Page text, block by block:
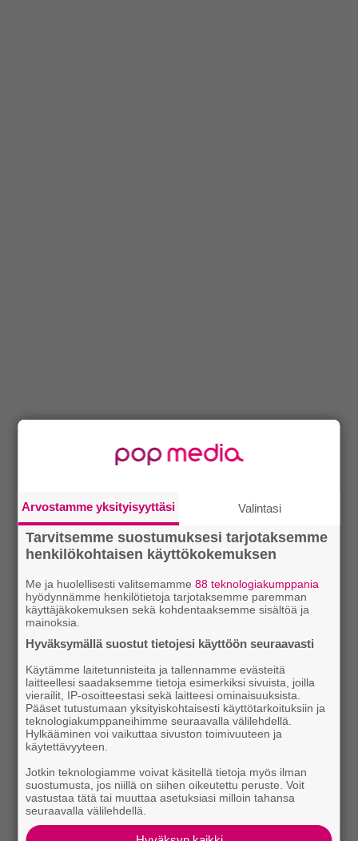
Arvostamme yksityisyyttäsi Valintasi
Tarvitsemme suostumuksesi tarjotaksemme
henkilökohtaisen käyttökokemuksen
Me ja huolellisesti valitsemamme88 teknologiakumppania
hyödynnämme henkilötietoja tarjotaksemme paremman
käyttäjäkokemuksen sekä kohdentaaksemme sisältöä ja
mainoksia.
Hyväksymällä suostut tietojesi käyttöön seuraavasti
Käytämme laitetunnisteita ja tallennamme evästeitä
laitteellesi saadaksemme tietoja esimerkiksi sivuista, joilla
vierailit, IP-osoitteestasi sekä laitteesi ominaisuuksista.
Pääset tutustumaan yksityiskohtaisesti käyttötarkoituksiin ja
teknologiakumppaneihimme seuraavalla välilehdellä.
Hylkääminen voi vaikuttaa sivuston toimivuuteen ja
käytettävyyteen.
Jotkin teknologiamme voivat käsitellä tietoja myös ilman
suostumusta, jos niillä on siihen oikeutettu peruste. Voit
vastustaa tätä tai muuttaa asetuksiasi milloin tahansa
seuraavalla välilehdellä.